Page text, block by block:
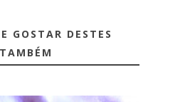
GOSTAR DESTES
TAMBÉM